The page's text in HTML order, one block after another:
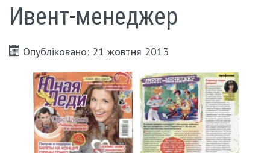
Ивент-менеджер
Опубліковано: 21 жовтня 2013